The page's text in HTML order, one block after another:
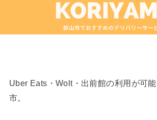
Uber Eats・Wolt・出前館の利用が可
市。